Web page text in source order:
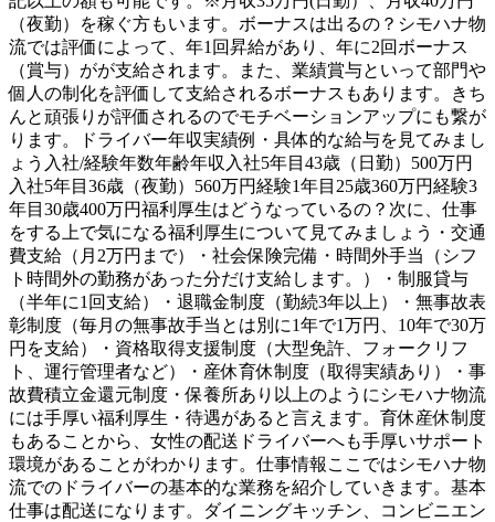
（夜勤）を稼ぐ方もいます。ボーナスは出るの？シモハナ物
流では評価によって、年1回昇給があり、年に2回ボーナス
（賞与）がが支給されます。また、業績賞与といって部門や
個人の制化を評価して支給されるボーナスもあります。きち
んと頑張りが評価されるのでモチベーションアップにも繋が
ります。ドライバー年収実績例・具体的な給与を見てみまし
ょう入社/経験年数年齢年収入社5年目43歳（日勤）500万円
入社5年目36歳（夜勤）560万円経験1年目25歳360万円経験3
年目30歳400万円福利厚生はどうなっているの？次に、仕事
をする上で気になる福利厚生について見てみましょう・交通
費支給（月2万円まで）・社会保険完備・時間外手当（シフ
ト時間外の勤務があった分だけ支給します。）・制服貸与
（半年に1回支給）・退職金制度（勤続3年以上）・無事故表
彰制度（毎月の無事故手当とは別に1年で1万円、10年で30万
円を支給）・資格取得支援制度（大型免許、フォークリフ
ト、運行管理者など）・産休育休制度（取得実績あり）・事
故費積立金還元制度・保養所あり以上のようにシモハナ物流
には手厚い福利厚生・待遇があると言えます。育休産休制度
もあることから、女性の配送ドライバーへも手厚いサポート
環境があることがわかります。仕事情報ここではシモハナ物
流でのドライバーの基本的な業務を紹介していきます。基本
仕事は配送になります。ダイニングキッチン、コンビニエン